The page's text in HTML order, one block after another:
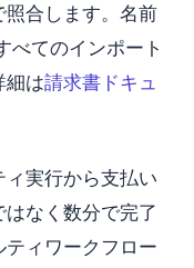
合します。名前
べてのインポート
細は請求書ドキュ
実行から支払い
なく数分で完了
ィワークフロー